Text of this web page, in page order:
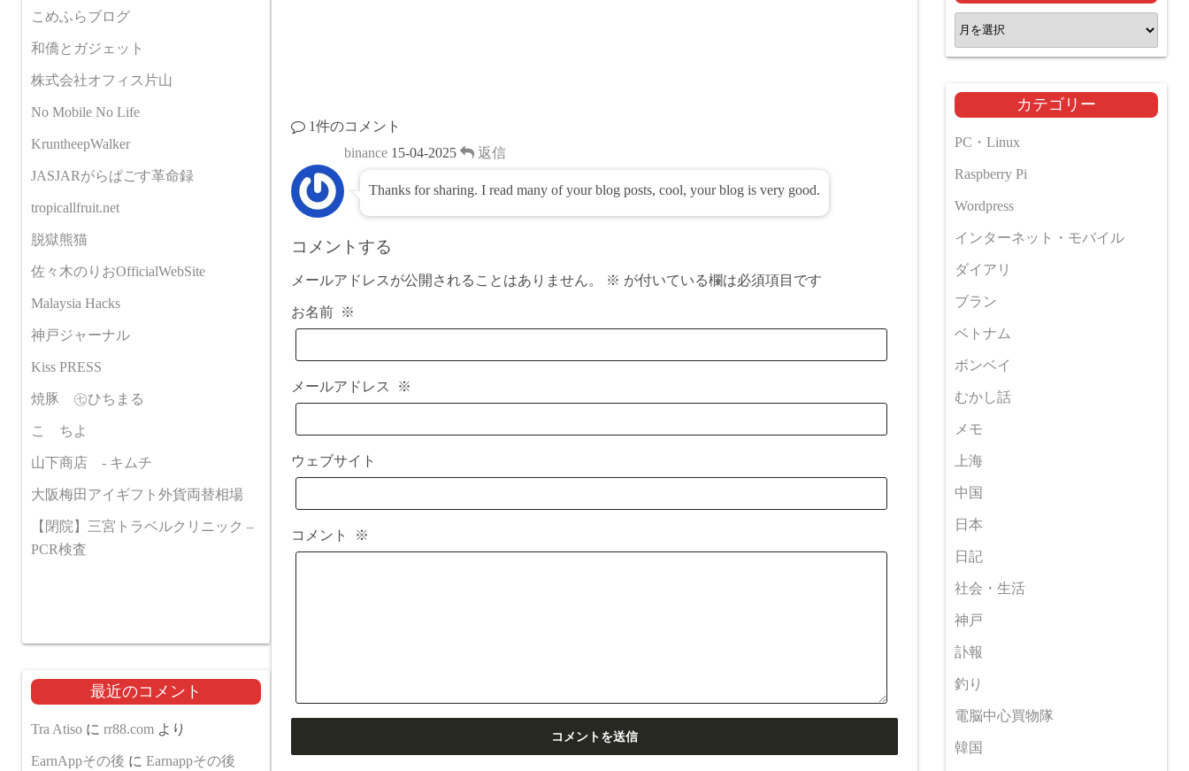
1件のコメント
binance 15-04-2025 返信
Thanks for sharing. I read many of your blog posts, cool, your blog is very good.
コメントする
メールアドレスが公開されることはありません。 ※ が付いている欄は必須項目です
お名前 ※
メールアドレス ※
ウェブサイト
コメント ※
こめふらブログ
和僑とガジェット
株式会社オフィス片山
No Mobile No Life
KruntheepWalker
JASJARがらぱごす革命録
tropicallfruit.net
脱獄熊猫
佐々木のりおOfficialWebSite
Malaysia Hacks
神戸ジャーナル
Kiss PRESS
焼豚 ㊆ひちまる
こゝちよ
山下商店 - キムチ
大阪梅田アイギフト外貨両替相場
【閉院】三宮トラベルクリニック –
PCR検査
最近のコメント
Tra Atiso に rr88.com より
EarnAppその後 に Earnappその後
ア
ー
イ
ブ
カテゴリー
PC・Linux
Raspberry Pi
Wordpress
インターネット・モバイル
ダイアリ
ブラン
ベトナム
ボンベイ
むかし話
メモ
上海
中国
日本
日記
社会・生活
神戸
訃報
釣り
電脳中心買物隊
韓国